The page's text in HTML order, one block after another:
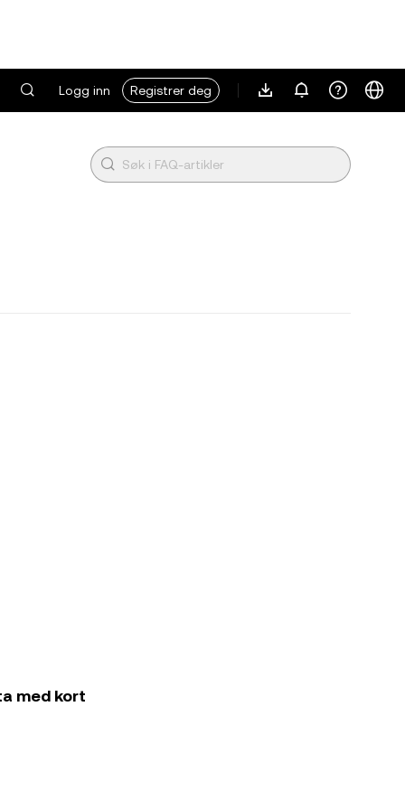
Logg inn Registrer deg
med kort